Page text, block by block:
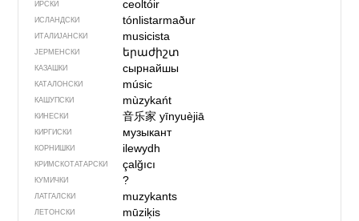
ИРСКИ ceoltóir
ИСЛАНДСКИ tónlistarmaður
ИТАЛИЈАНСКИ musicista
ЈЕРМЕНСКИ երաժիշտ
КАЗАШКИ сырнайшы
КАТАЛОНСКИ músic
КАШУПСКИ mùzykańt
КИНЕСКИ 音乐家yīnyuèjiā
КИРГИСКИ музыкант
КОРНИШКИ ilewydh
КРИМСКОТАТАРСКИ çalğıcı
КУМИЧКИ ?
ЛАТГАЛСКИ muzykants
ЛЕТОНСКИ mūziķis